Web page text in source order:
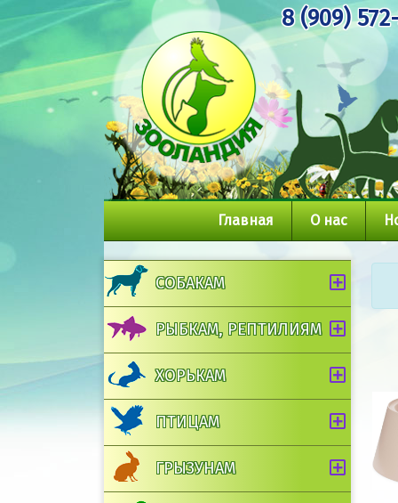
8 (909)
Главная О нас
СОБАКАМ
РЫБКАМ, РЕПТИЛИЯМ
ХОРЬКАМ
ПТИЦАМ
ГРЫЗУНАМ